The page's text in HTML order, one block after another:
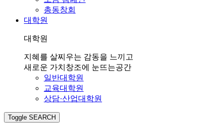
총동창회
대학원
대학원
지혜를 살찌우는 감동을 느끼고
새로운 가치창조에 눈뜨는공간
일반대학원
교육대학원
상담·산업대학원
Toggle SEARCH